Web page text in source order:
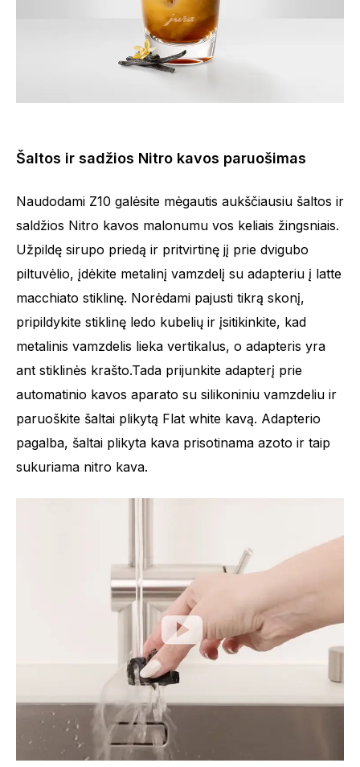
Šaltos ir sadžios Nitro kavos paruošimas
Naudodami Z10 galėsite mėgautis aukščiausiu šaltos ir
saldžios Nitro kavos malonumu vos keliais žingsniais.
Užpildę sirupo priedą ir pritvirtinę jį prie dvigubo
piltuvėlio, įdėkite metalinį vamzdelį su adapteriu į latte
macchiato stiklinę. Norėdami pajusti tikrą skonį,
pripildykite stiklinę ledo kubelių ir įsitikinkite, kad
metalinis vamzdelis lieka vertikalus, o adapteris yra
ant stiklinės krašto.Tada prijunkite adapterį prie
automatinio kavos aparato su silikoniniu vamzdeliu ir
paruoškite šaltai plikytą Flat white kavą. Adapterio
pagalba, šaltai plikyta kava prisotinama azoto ir taip
sukuriama nitro kava.